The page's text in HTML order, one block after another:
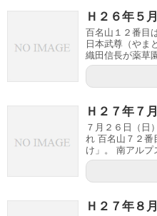
Ｈ２６年５
百名山１２番目
日本武尊（やま
織田信長が薬草
Ｈ２７年７
７月２６日（
れ 百名山７２番
け」。 南アルプ
Ｈ２７年８